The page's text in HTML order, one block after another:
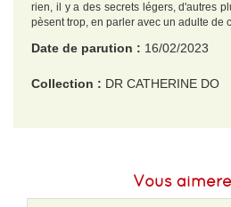
rien, il y a des secrets légers, d'autres
pèsent trop, en parler avec un adulte de
Date de parution : 16/02/2023
Collection : DR CATHERINE DO
Vous